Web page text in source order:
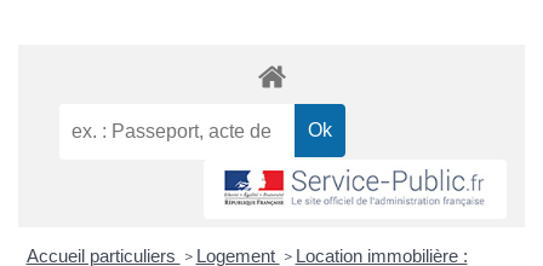
Accueil particuliers > Logement > Location immobilière :